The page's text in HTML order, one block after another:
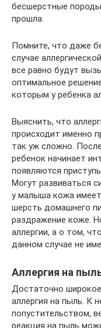
бесшерстные
прошла.
Помните, что даже
случае
все равно будут
оптимальное
которым у ребенка
Выяснить, что
происходит именно
так уж сложно.
ребенок начинает
появляются
Могут развиваться
у малыша кожа
шерсть домашнего
раздражение коже.
аллергии, а о том,
данном случае не
Аллергия на
Достаточно
аллергия на пыль. К
попустительством,
реакция на пыль